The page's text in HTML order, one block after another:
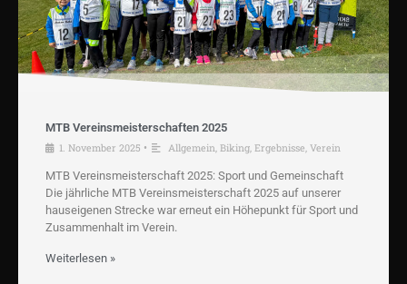
MTB Vereinsmeisterschaften 2025
1. November 2025 • Allgemein, Biking, Ergebnisse, Verein
MTB Vereinsmeisterschaft 2025: Sport und Gemeinschaft
Die jährliche MTB Vereinsmeisterschaft 2025 auf unserer
hauseigenen Strecke war erneut ein Höhepunkt für Sport und
Zusammenhalt im Verein.
Weiterlesen »